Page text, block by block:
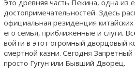
Это древняя часть Пекина, одна из
достопримечательностей. Здесь
официальная резиденция
его семья, приближенные и слуги.
войти в этот огромный дворцовый
смертной казни. Сегодня
просто Гугун или Бывший Дворец.